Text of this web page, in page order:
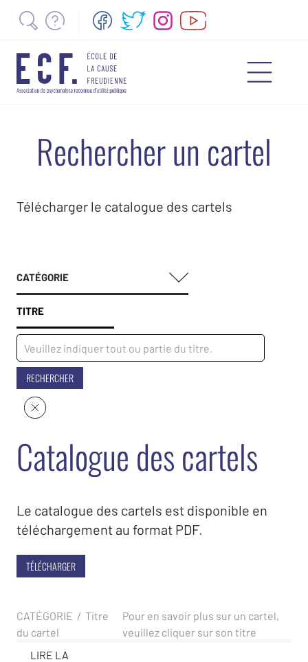
Rechercher un cartel
Télécharger le catalogue des cartels
CATÉGORIE
TITRE
RECHERCHER
Catalogue des cartels
Le catalogue des cartels est disponible en
téléchargement au format PDF.
TÉLÉCHARGER
CATÉGORIE / Titre
du cartel
Pour en savoir plus sur un cartel,
veuillez cliquer sur son titre
LIRE LA